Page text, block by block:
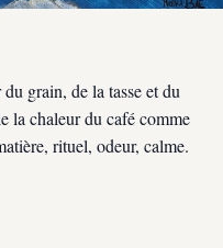
grain, de la tasse et du
la chaleur du café comme
rituel, odeur, calme.